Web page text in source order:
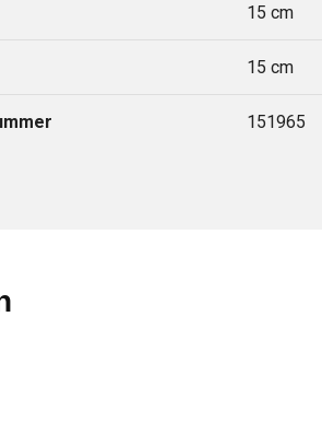
15 cm
15 cm
151965